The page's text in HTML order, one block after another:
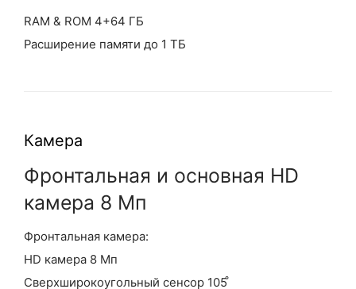
RAM & ROM 4+64 ГБ
Расширение памяти до 1 ТБ
Камера
Фронтальная и основная HD
камера 8 Мп
Фронтальная камера:
HD камера 8 Мп
Сверхширокоугольный сенсор 105 ̊